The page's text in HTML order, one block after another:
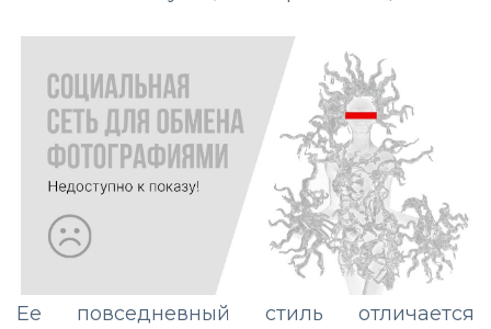
Ее повседневный стиль отличается